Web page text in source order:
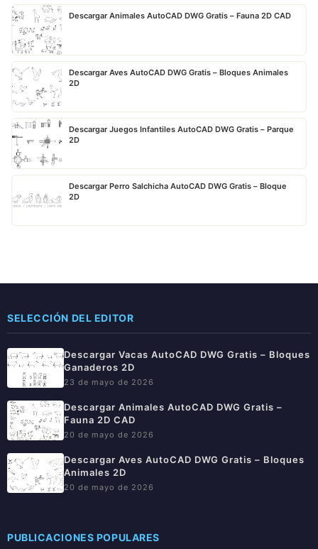
Descargar Animales AutoCAD DWG Gratis – Fauna 2D CAD
Descargar Aves AutoCAD DWG Gratis – Bloques Animales
2D
Descargar Juegos Infantiles AutoCAD DWG Gratis – Parque
2D
Descargar Perro Salchicha AutoCAD DWG Gratis – Bloque
2D
SELECCIÓN DEL EDITOR
Descargar Vacas AutoCAD DWG Gratis – Bloques
Ganaderos 2D
23 de mayo de 2026
Descargar Animales AutoCAD DWG Gratis –
Fauna 2D CAD
20 de mayo de 2026
Descargar Aves AutoCAD DWG Gratis – Bloques
Animales 2D
20 de mayo de 2026
PUBLICACIONES POPULARES